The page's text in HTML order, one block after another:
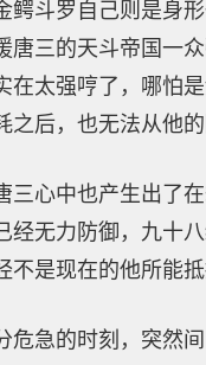
鳄斗罗自己则是身
唐三的天斗帝国一
在太强哼了，哪怕是
之后，也无法从他的
三心中也产生出了
经无力防御，九十
不是现在的他所能抵
危急的时刻，突然